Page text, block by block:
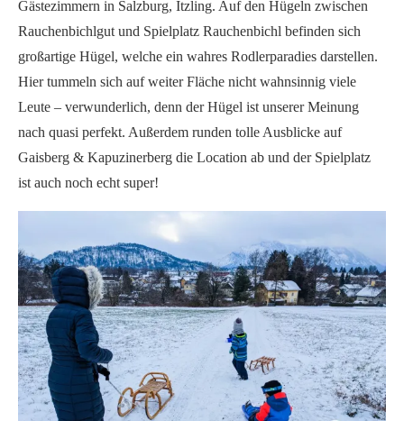
Gästezimmern in Salzburg, Itzling. Auf den Hügeln zwischen
Rauchenbichlgut und Spielplatz Rauchenbichl befinden sich
großartige Hügel, welche ein wahres Rodlerparadies darstellen.
Hier tummeln sich auf weiter Fläche nicht wahnsinnig viele
Leute – verwunderlich, denn der Hügel ist unserer Meinung
nach quasi perfekt. Außerdem runden tolle Ausblicke auf
Gaisberg & Kapuzinerberg die Location ab und der Spielplatz
ist auch noch echt super!